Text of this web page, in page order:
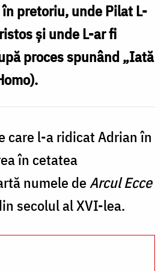
pretoriu, unde Pilat L-
şi unde L-ar fi
proces spunând „Iată
care l-a ridicat Adrian în
în cetatea
numele deArcul Ecce
secolul al XVI-lea.